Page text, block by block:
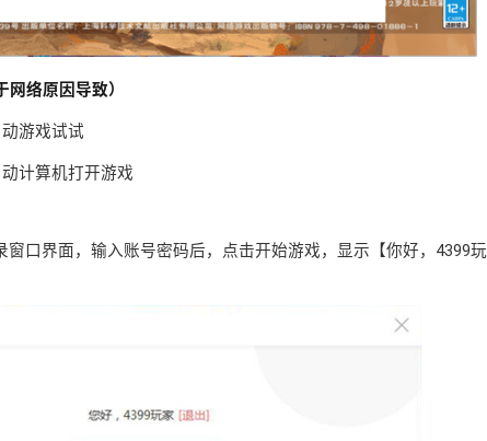
络原因导致）
游戏试试
计算机打开游戏
窗口界面，输入账号密码后，点击开始游戏，显示【你好，4399玩